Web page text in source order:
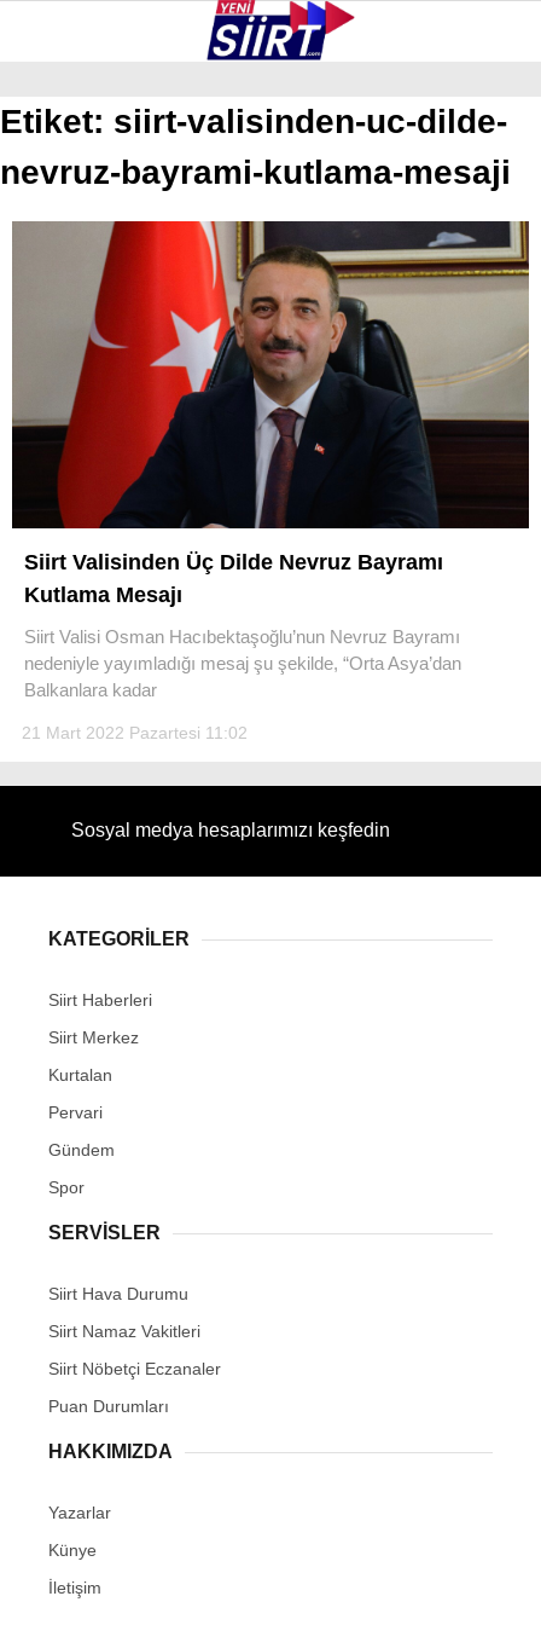
GALERİ VİDEO YAZARLAR
BAYKAN
PERVARI
ŞIRVAN
TILLO
Etiket: siirt-valisinden-uc-dilde-
nevruz-bayrami-kutlama-mesaji
Siirt Valisinden Üç Dilde Nevruz Bayramı
Kutlama Mesajı
Siirt Valisi Osman Hacıbektaşoğlu’nun Nevruz Bayramı
nedeniyle yayımladığı mesaj şu şekilde, “Orta Asya’dan
Balkanlara kadar
21 Mart 2022 Pazartesi 11:02
Sosyal medya hesaplarımızı keşfedin
KATEGORİLER
Siirt Haberleri
Siirt Merkez
Kurtalan
Pervari
Gündem
Spor
SERVİSLER
Siirt Hava Durumu
Siirt Namaz Vakitleri
Siirt Nöbetçi Eczanaler
Puan Durumları
HAKKIMIZDA
Yazarlar
Künye
İletişim